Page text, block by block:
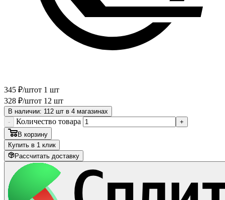
345 ₽/штот 1 шт
328 ₽/штот 12 шт
В наличии: 112 шт в 4 магазинах
-
Количество товара
+
В корзину
Купить в 1 клик
Рассчитать доставку